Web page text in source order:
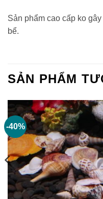
Sản phẩm cao cấp ko
bể.
SẢN PHẨM
-40%